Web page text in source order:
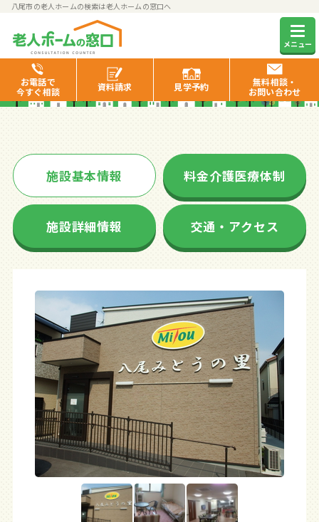
八尾市の老人ホームの検索は老人ホームの窓口へ
メニュー
お電話で
今すぐ相談
資料請求 見学予約
無料相談・
お問い合わせ
八尾みとうの里
施設基本情報 料金介護医療体制
施設詳細情報 交通・アクセス